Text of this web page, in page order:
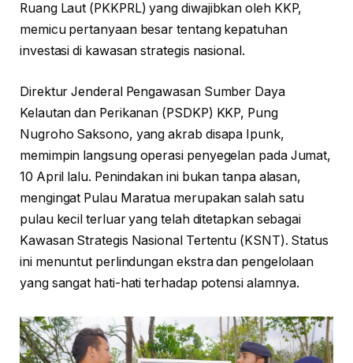
Ruang Laut (PKKPRL) yang diwajibkan oleh KKP,
memicu pertanyaan besar tentang kepatuhan
investasi di kawasan strategis nasional.
Direktur Jenderal Pengawasan Sumber Daya
Kelautan dan Perikanan (PSDKP) KKP, Pung
Nugroho Saksono, yang akrab disapa Ipunk,
memimpin langsung operasi penyegelan pada Jumat,
10 April lalu. Penindakan ini bukan tanpa alasan,
mengingat Pulau Maratua merupakan salah satu
pulau kecil terluar yang telah ditetapkan sebagai
Kawasan Strategis Nasional Tertentu (KSNT). Status
ini menuntut perlindungan ekstra dan pengelolaan
yang sangat hati-hati terhadap potensi alamnya.